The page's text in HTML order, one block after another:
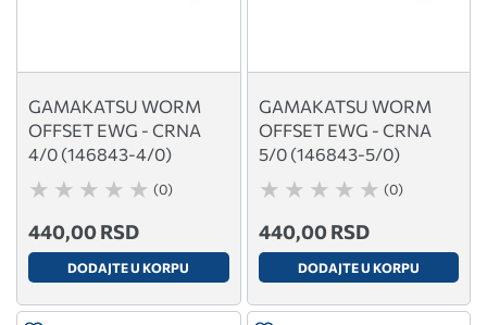
GAMAKATSU WORM
OFFSET EWG - CRNA
4/0 (146843-4/0)
(0)
440,00 RSD
DODAJTE U KORPU
GAMAKATSU WORM
OFFSET EWG - CRNA
5/0 (146843-5/0)
(0)
440,00 RSD
DODAJTE U KORPU